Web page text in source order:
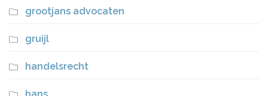
grootjans advocaten
gruijl
handelsrecht